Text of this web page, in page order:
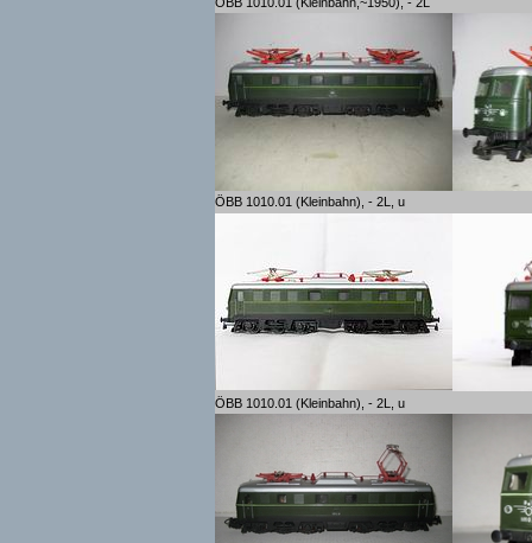
ÖBB 1010.01 (Kleinbahn), - 2L, u
ÖBB 1010.01 (Kleinbahn), - 2L, u